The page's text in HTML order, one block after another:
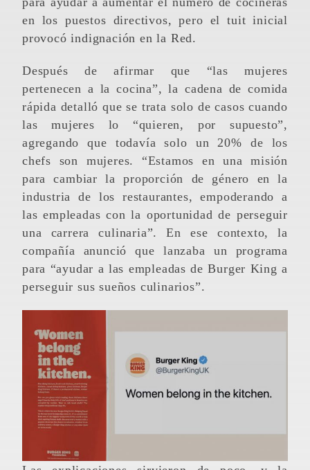
en los puestos directivos, pero el tuit inicial
provocó indignación en la Red.
Después de afirmar que “las mujeres
pertenecen a la cocina”, la cadena de comida
rápida detalló que se trata solo de casos cuando
las mujeres lo “quieren, por supuesto”,
agregando que todavía solo un 20% de los
chefs son mujeres. “Estamos en una misión
para cambiar la proporción de género en la
industria de los restaurantes, empoderando a
las empleadas con la oportunidad de perseguir
una carrera culinaria”. En ese contexto, la
compañía anunció que lanzaba un programa
para “ayudar a las empleadas de Burger King a
perseguir sus sueños culinarios”.